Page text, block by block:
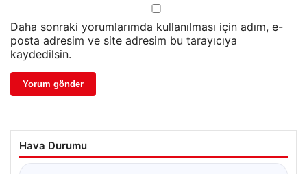
Daha sonraki yorumlarımda kullanılması için adım, e-
posta adresim ve site adresim bu tarayıcıya
kaydedilsin.
Hava Durumu